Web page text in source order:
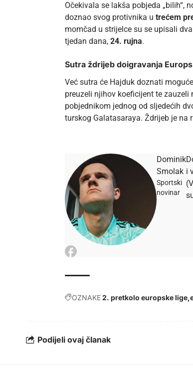
Očekivala se lakša pobjeda „bilih“,
doznao svog protivnika u trećem
momčad u strijelce su se upisali
tjedan dana, 24. rujna.
Sutra ždrijeb doigravanja
Već sutra će Hajduk doznati
preuzeli njihov koeficijent te zauzeli
pobjednikom jednog od sljedećih
turskog Galatasaraya. Ždrijeb je na
Dominik
Smolak
Sportski
novinar
i
OZNAKE2. pretkolo europske lige
Podijeli ovaj članak